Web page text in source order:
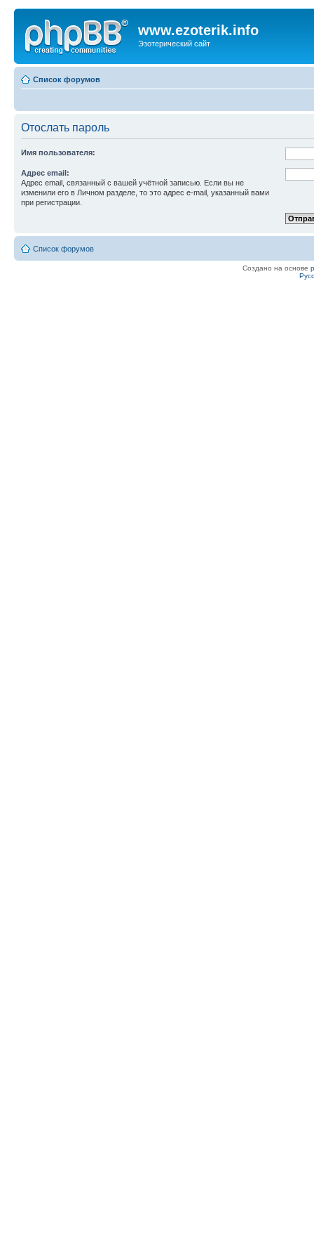
www.ezoterik.info
Эзотерический сайт
Список форумов
Отослать пароль
Имя пользователя:
Адрес email:
Адрес email, связанный с вашей учётной записью. Если вы не
изменили его в Личном разделе, то это адрес e-mail, указанный вами
при регистрации.
Список форумов
Создано на основе